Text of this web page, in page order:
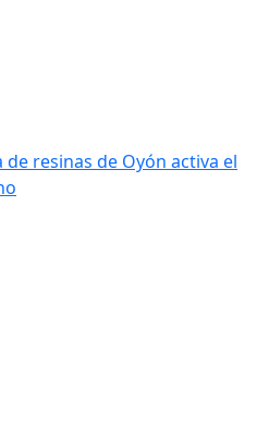
resinas de Oyón activa el